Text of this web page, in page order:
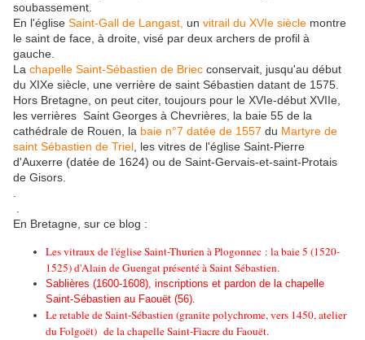
soubassement.
En l'église Saint-Gall de Langast, un vitrail du XVIe siècle montre
le saint de face, à droite, visé par deux archers de profil à
gauche.
La chapelle Saint-Sébastien de Briec conservait, jusqu'au début
du XIXe siècle, une verrière de saint Sébastien datant de 1575.
Hors Bretagne, on peut citer, toujours pour le XVIe-début XVIIe,
les verrières Saint Georges à Chevrières, la baie 55 de la
cathédrale de Rouen, la baie n°7 datée de 1557 du Martyre de
saint Sébastien de Triel , les vitres de l'église Saint-Pierre
d'Auxerre (datée de 1624) ou de Saint-Gervais-et-saint-Protais
de Gisors.
En Bretagne, sur ce blog :
Les vitraux de l'église Saint-Thurien à Plogonnec : la baie 5 (1520-
1525) d'Alain de Guengat présenté à Saint Sébastien.
Sablières (1600-1608), inscriptions et pardon de la chapelle
Saint-Sébastien au Faouët (56).
Le retable de Saint-Sébastien (granite polychrome, vers 1450, atelier
du Folgoët) de la chapelle Saint-Fiacre du Faouët.